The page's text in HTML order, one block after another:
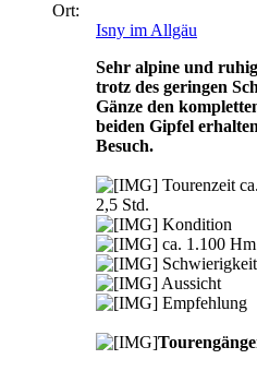
Ort:
Isny im Allgäu
Sehr alpine und
trotz des geringen
Gänze den
beiden Gipfel
Besuch.
Tourenzeit
2,5 Std.
Kondition
ca. 1.100
Aussicht
Empfehlung